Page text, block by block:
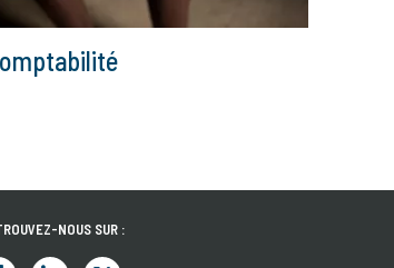
NOUS SUR :